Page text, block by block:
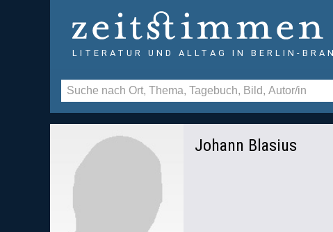
LITERATUR UND ALLTAG IN BERLIN-
Johann Blasius